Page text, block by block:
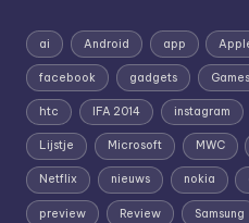
ai Android app
facebook gadgets Games
htc IFA 2014 instagram
Lijstje Microsoft MWC
Netflix nieuws nokia
preview Review Samsung